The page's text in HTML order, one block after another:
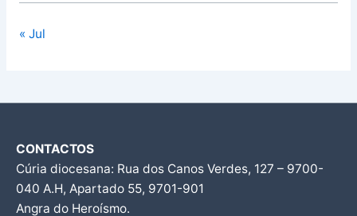
« Jul
CONTACTOS
Cúria diocesana: Rua dos Canos Verdes, 127 – 9700-
040 A.H, Apartado 55, 9701-901
Angra do Heroísmo.